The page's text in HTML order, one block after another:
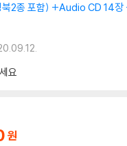
북2종 포함) +Audio CD 14
요